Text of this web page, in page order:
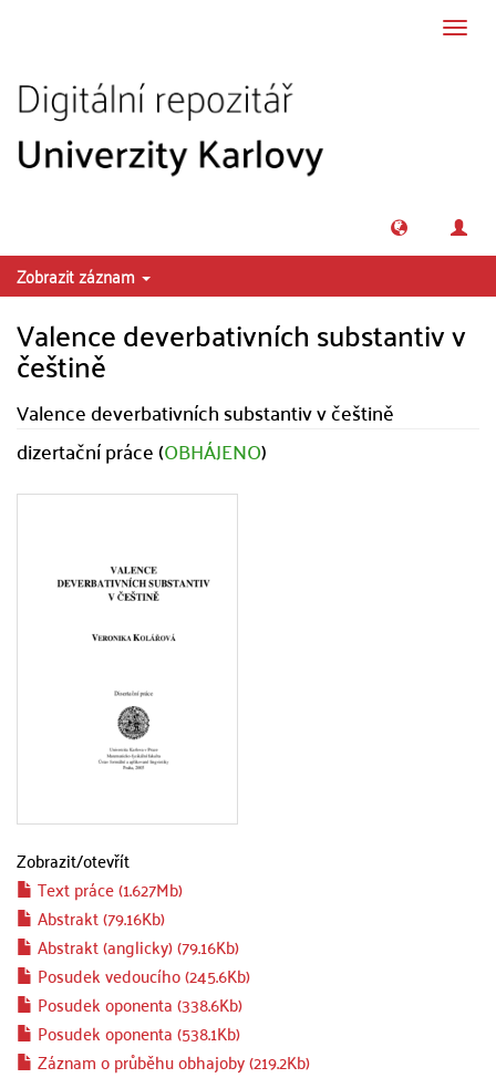
Zobrazit záznam
Valence deverbativních substantiv v
češtině
Valence deverbativních substantiv v češtině
dizertační práce (OBHÁJENO)
Zobrazit/otevřít
Text práce (1.627Mb)
Abstrakt (79.16Kb)
Abstrakt (anglicky) (79.16Kb)
Posudek vedoucího (245.6Kb)
Posudek oponenta (338.6Kb)
Posudek oponenta (538.1Kb)
Záznam o průběhu obhajoby (219.2Kb)